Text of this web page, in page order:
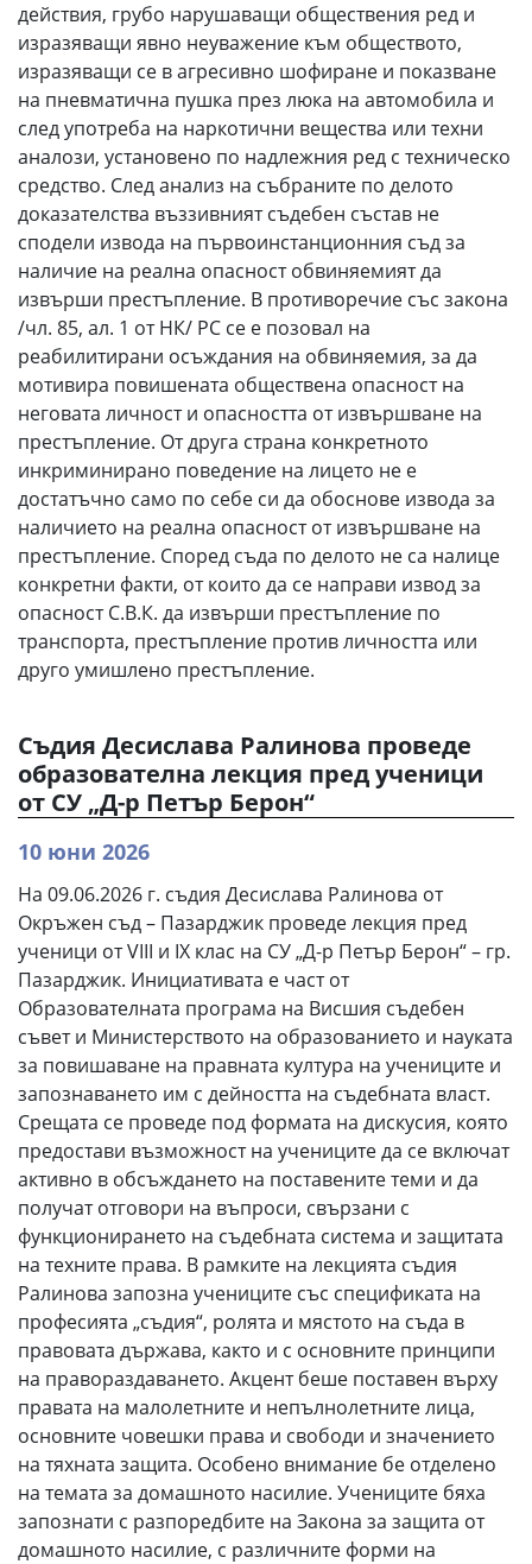
действия, грубо нарушаващи обществения ред и
изразяващи явно неуважение към обществото,
изразяващи се в агресивно шофиране и показване
на пневматична пушка през люка на автомобила и
след употреба на наркотични вещества или техни
аналози, установено по надлежния ред с техническо
средство. След анализ на събраните по делото
доказателства въззивният съдебен състав не
сподели извода на първоинстанционния съд за
наличие на реална опасност обвиняемият да
извърши престъпление. В противоречие със закона
/чл. 85, ал. 1 от НК/ РС се е позовал на
реабилитирани осъждания на обвиняемия, за да
мотивира повишената обществена опасност на
неговата личност и опасността от извършване на
престъпление. От друга страна конкретното
инкриминирано поведение на лицето не е
достатъчно само по себе си да обоснове извода за
наличието на реална опасност от извършване на
престъпление. Според съда по делото не са налице
конкретни факти, от които да се направи извод за
опасност С.В.К. да извърши престъпление по
транспорта, престъпление против личността или
друго умишлено престъпление.
Съдия Десислава Ралинова проведе
образователна лекция пред ученици
от СУ „Д-р Петър Берон“
10 юни 2026
На 09.06.2026 г. съдия Десислава Ралинова от
Окръжен съд – Пазарджик проведе лекция пред
ученици от VIII и IX клас на СУ „Д-р Петър Берон“ – гр.
Пазарджик. Инициативата е част от
Образователната програма на Висшия съдебен
съвет и Министерството на образованието и науката
за повишаване на правната култура на учениците и
запознаването им с дейността на съдебната власт.
Срещата се проведе под формата на дискусия, която
предостави възможност на учениците да се включат
активно в обсъждането на поставените теми и да
получат отговори на въпроси, свързани с
функционирането на съдебната система и защитата
на техните права. В рамките на лекцията съдия
Ралинова запозна учениците със спецификата на
професията „съдия“, ролята и мястото на съда в
правовата държава, както и с основните принципи
на правораздаването. Акцент беше поставен върху
правата на малолетните и непълнолетните лица,
основните човешки права и свободи и значението
на тяхната защита. Особено внимание бе отделено
на темата за домашното насилие. Учениците бяха
запознати с разпоредбите на Закона за защита от
домашното насилие, с различните форми на